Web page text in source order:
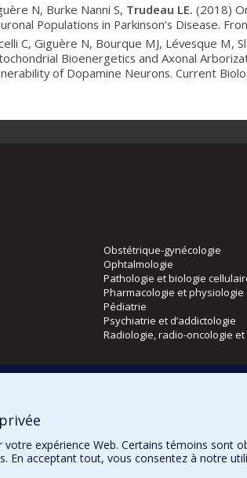
N, Burke Nanni S, Trudeau LE. (2018)
Populations in Parkinson’s Disease.
C, Giguère N, Bourque MJ, Lévesque M,
Bioenergetics and Axonal
of Dopamine Neurons. Current
Obstétrique-gynécologie
Ophtalmologie
Pathologie et biologie
Pharmacologie et physiologie
Pédiatrie
Psychiatrie et d’addictologie
Radiologie, radio-oncologie
expérience Web. Certains témoins sont
En acceptant tout, vous consentez à notre